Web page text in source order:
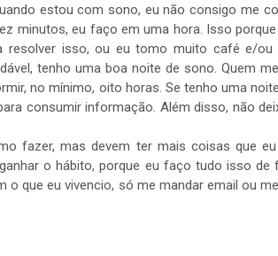
estou com sono, eu não consigo me
minutos, eu faço em uma hora. Isso
resolver isso, ou eu tomo muito café e/ou
tenho uma boa noite de sono. Quem
no mínimo, oito horas. Se tenho uma
consumir informação. Além disso, não
fazer, mas devem ter mais coisas que
o hábito, porque eu faço tudo isso de
o que eu vivencio, só me mandar email ou me